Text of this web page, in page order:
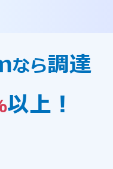
なら調達
以上！